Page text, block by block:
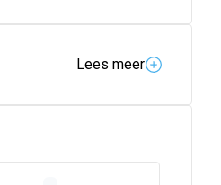
Lees meer